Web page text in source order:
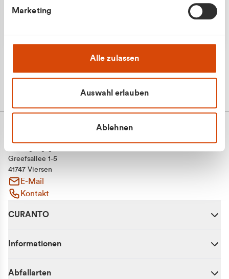
Marketing
Alle zulassen
Auswahl erlauben
Ablehnen
Greefsallee 1-5
41747 Viersen
E-Mail
Kontakt
CURANTO
Informationen
Abfallarten